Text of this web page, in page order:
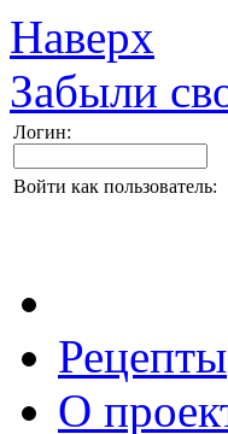
Наверх
Забыли
Логин:
Войти как пользователь:
Рецепты
О